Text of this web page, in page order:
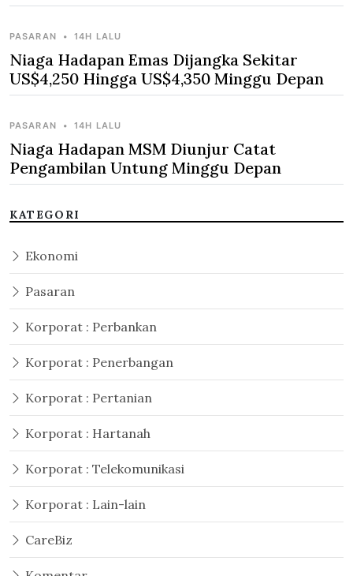
PASARAN • 14H LALU
Niaga Hadapan Emas Dijangka Sekitar
US$4,250 Hingga US$4,350 Minggu Depan
PASARAN • 14H LALU
Niaga Hadapan MSM Diunjur Catat
Pengambilan Untung Minggu Depan
KATEGORI
Ekonomi
Pasaran
Korporat : Perbankan
Korporat : Penerbangan
Korporat : Pertanian
Korporat : Hartanah
Korporat : Telekomunikasi
Korporat : Lain-lain
CareBiz